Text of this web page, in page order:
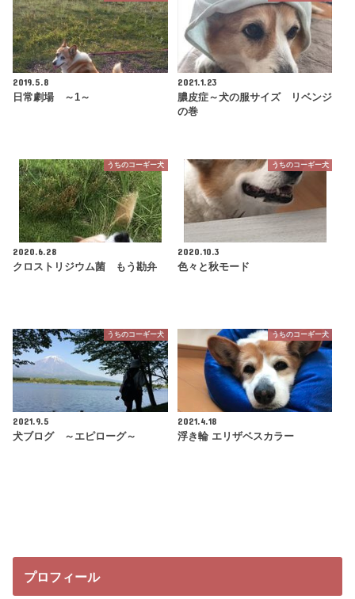
2019.5.8
日常劇場 ～1～
2021.1.23
膿皮症～犬の服サイズ リベンジ
の巻
うちのコーギー犬
2020.6.28
クロストリジウム菌 もう勘弁
うちのコーギー犬
2020.10.3
色々と秋モード
うちのコーギー犬
2021.9.5
犬ブログ ～エピローグ～
うちのコーギー犬
2021.4.18
浮き輪 エリザベスカラー
プロフィール